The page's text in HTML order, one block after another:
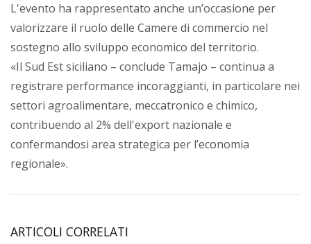
L'evento ha rappresentato anche un’occasione per
valorizzare il ruolo delle Camere di commercio nel
sostegno allo sviluppo economico del territorio.
«Il Sud Est siciliano – conclude Tamajo – continua a
registrare performance incoraggianti, in particolare nei
settori agroalimentare, meccatronico e chimico,
contribuendo al 2% dell'export nazionale e
confermandosi area strategica per l’economia
regionale».
ARTICOLI CORRELATI